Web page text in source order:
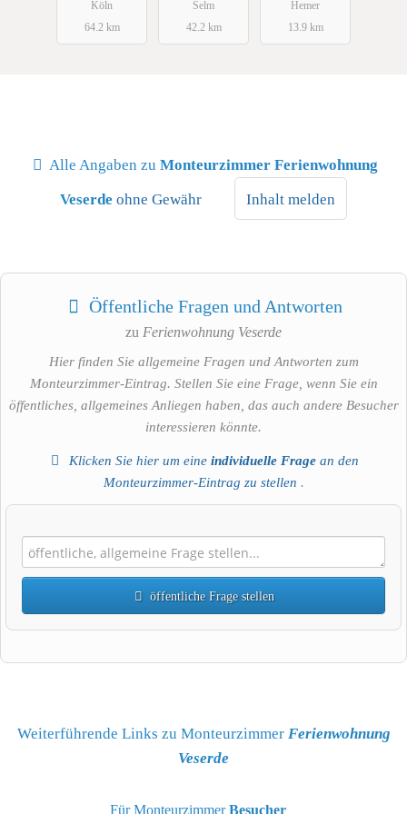
Köln
64.2 km
Selm
42.2 km
Hemer
13.9 km
Alle Angaben zu Monteurzimmer Ferienwohnung
Veserde ohne Gewähr Inhalt melden
Öffentliche Fragen und Antworten
zu Ferienwohnung Veserde
Hier finden Sie allgemeine Fragen und Antworten zum
Monteurzimmer-Eintrag. Stellen Sie eine Frage, wenn Sie ein
öffentliches, allgemeines Anliegen haben, das auch andere Besucher
interessieren könnte.
Klicken Sie hier um eineindividuelle Frage an den
Monteurzimmer-Eintrag zu stellen .
öffentliche Frage stellen
Name
Weiterführende Links zu Monteurzimmer Ferienwohnung
Veserde
Für MonteurzimmerBesucher